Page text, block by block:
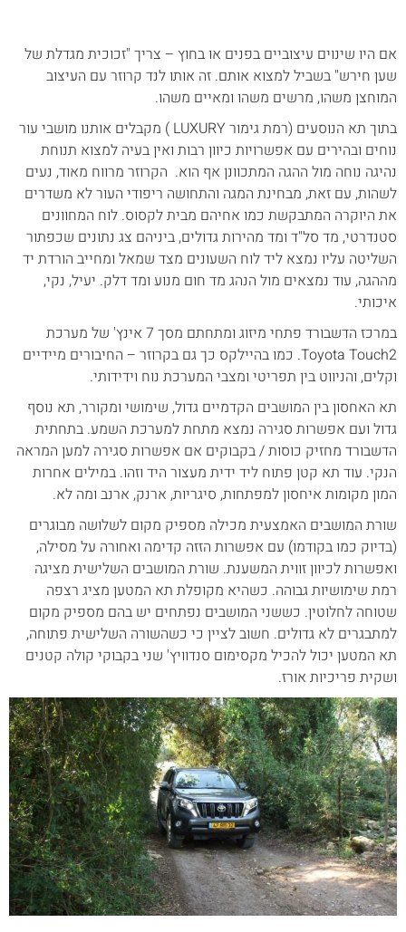
אם היו שינוים עיצוביים בפנים או בחוץ – צריך "זכוכית מגדלת של
שען חירש" בשביל למצוא אותם. זה אותו לנד קרוזר עם העיצוב
המוחצן משהו, מרשים משהו ומאיים משהו.
בתוך תא הנוסעים (רמת גימור LUXURY ) מקבלים אותנו מושבי עור
נוחים ובהירים עם אפשרויות כיוון רבות ואין בעיה למצוא תנוחת
נהיגה נוחה מול ההגה המתכוונן אף הוא. הקרוזר מרווח מאוד, נעים
לשהות, עם זאת, מבחינת המגה והתחושה ריפודי העור לא משדרים
את היוקרה המתבקשת כמו אחיהם מבית לקסוס. לוח המחוונים
סטנדרטי, מד סל"ד ומד מהירות גדולים, ביניהם צג נתונים שכפתור
השליטה עליו נמצא ליד לוח השעונים מצד שמאל ומחייב הורדת יד
מההגה, עוד נמצאים מול הנהג מד חום מנוע ומד דלק. יעיל, נקי,
איכותי.
במרכז הדשבורד פתחי מיזוג ומתחתם מסך 7 אינץ' של מערכת
Toyota Touch2. כמו בהיילקס כך גם בקרוזר – החיבורים מיידיים
וקלים, והניווט בין תפריטי ומצבי המערכת נוח וידידותי.
תא האחסון בין המושבים הקדמיים גדול, שימושי ומקורר, תא נוסף
גדול ועם אפשרות סגירה נמצא מתחת למערכת השמע. בתחתית
הדשבורד מחזיק כוסות / בקבוקים אם אפשרות סגירה למען המראה
הנקי. עוד תא קטן פתוח ליד ידית מעצור היד וזהו. במילים אחרות
המון מקומות איחסון למפתחות, סיגריות, ארנק, ארנב ומה לא.
שורת המושבים האמצעית מכילה מספיק מקום לשלושה מבוגרים
(בדיוק כמו בקודמו) עם אפשרות הזזה קדימה ואחורה על מסילה,
ואפשרות לכיוון זווית המשענת. שורת המושבים השלישית מציגה
רמת שימושיות גבוהה. כשהיא מקופלת תא המטען מציג רצפה
שטוחה לחלוטין. כששני המושבים נפתחים יש בהם מספיק מקום
למתבגרים לא גדולים. חשוב לציין כי כשהשורה השלישית פתוחה,
תא המטען יכול להכיל מקסימום סנדוויץ' שני בקבוקי קולה קטנים
ושקית פריכיות אורז.